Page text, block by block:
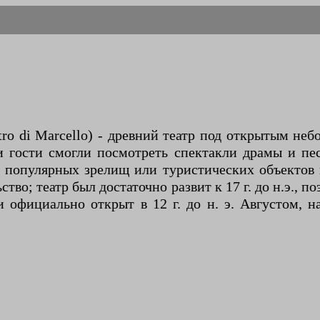
di Marcello) - древний театр под открытым
смогли посмотреть спектакли драмы и
зрелищ или туристических
театр был достаточно развит к 17 г. до н.э.,
открыт в 12 г. до н. э. Августом,